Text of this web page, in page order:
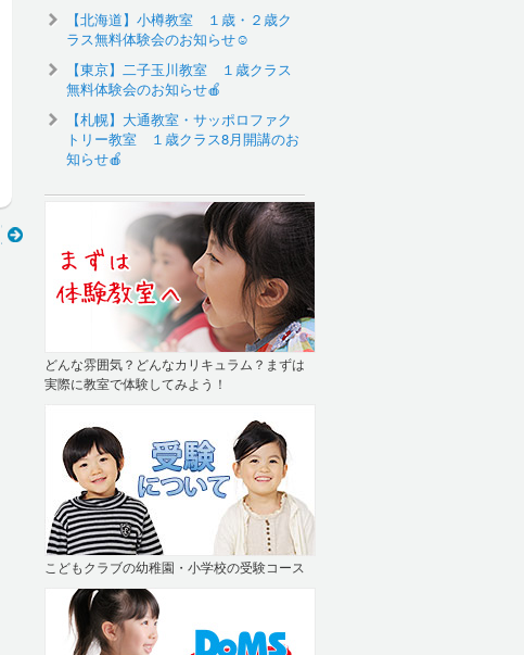
【北海道】小樽教室 １歳・２歳ク
ラス無料体験会のお知らせ☺
【東京】二子玉川教室 １歳クラス
無料体験会のお知らせ🍎
【札幌】大通教室・サッポロファク
トリー教室 １歳クラス8月開講のお
知らせ🍎
どんな雰囲気？どんなカリキュラム？まずは
実際に教室で体験してみよう！
こどもクラブの幼稚園・小学校の受験コース